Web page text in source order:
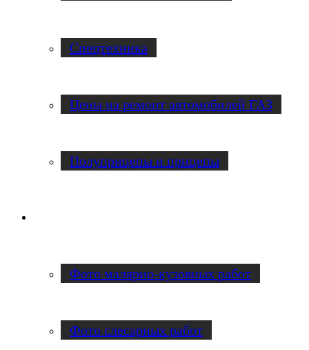
Спецтехника
Цены на ремонт автомобилей ГАЗ
Полуприцепы и прицепы
Фото малярно-кузовных работ
Фото слесарных работ